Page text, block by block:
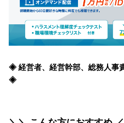
◈ 経営者、経営幹部、総務人
◈